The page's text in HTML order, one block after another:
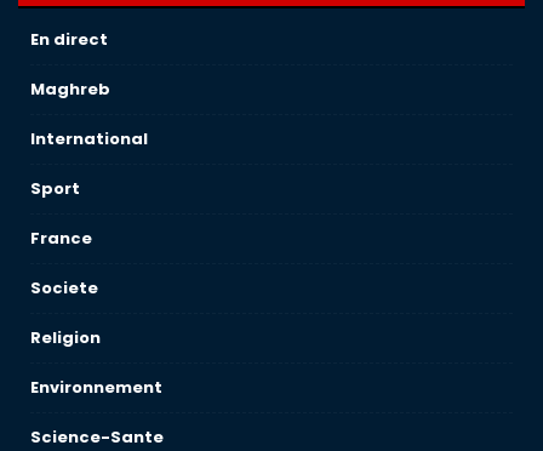
En direct
Maghreb
International
Sport
France
Societe
Religion
Environnement
Science-Sante